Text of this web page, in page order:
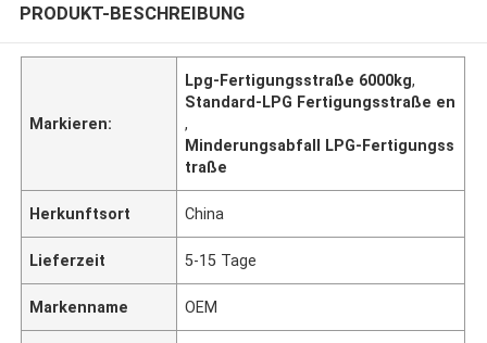
PRODUKT-BESCHREIBUNG
Markieren:
Lpg-Fertigungsstraße 6000kg,
Standard-LPG Fertigungsstraße en
,
Minderungsabfall LPG-Fertigungss
traße
Herkunftsort China
Lieferzeit 5-15 Tage
Markenname OEM